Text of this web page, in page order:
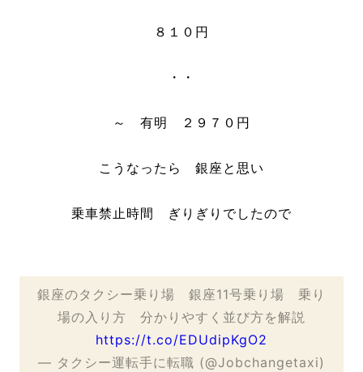
８１０円
・・
～ 有明 ２９７０円
こうなったら 銀座と思い
乗車禁止時間 ぎりぎりでしたので
銀座のタクシー乗り場 銀座11号乗り場 乗り
場の入り方 分かりやすく並び方を解説
https://t.co/EDUdipKgO2
— タクシー運転手に転職 (@Jobchangetaxi)